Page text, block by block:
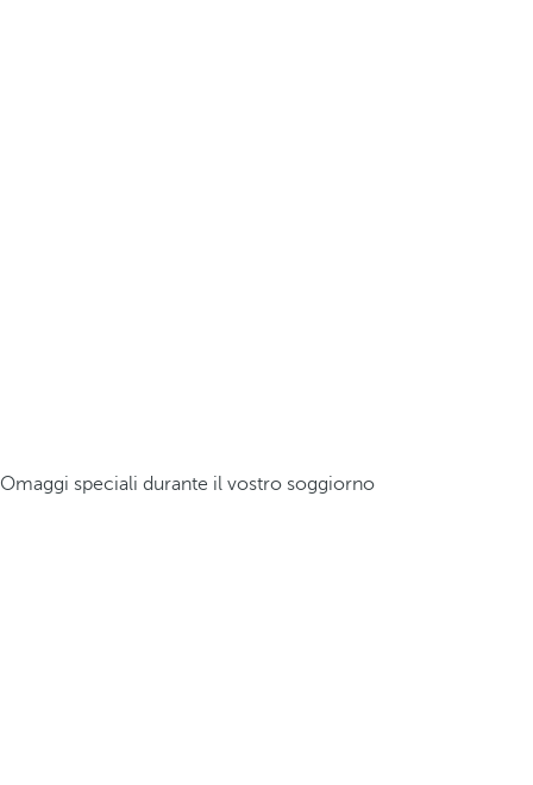
Omaggi speciali durante il vostro soggiorno